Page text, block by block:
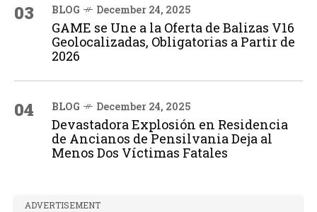
03 BLOG December 24, 2025
GAME se Une a la Oferta de Balizas V16
Geolocalizadas, Obligatorias a Partir de
2026
04 BLOG December 24, 2025
Devastadora Explosión en Residencia
de Ancianos de Pensilvania Deja al
Menos Dos Víctimas Fatales
ADVERTISEMENT